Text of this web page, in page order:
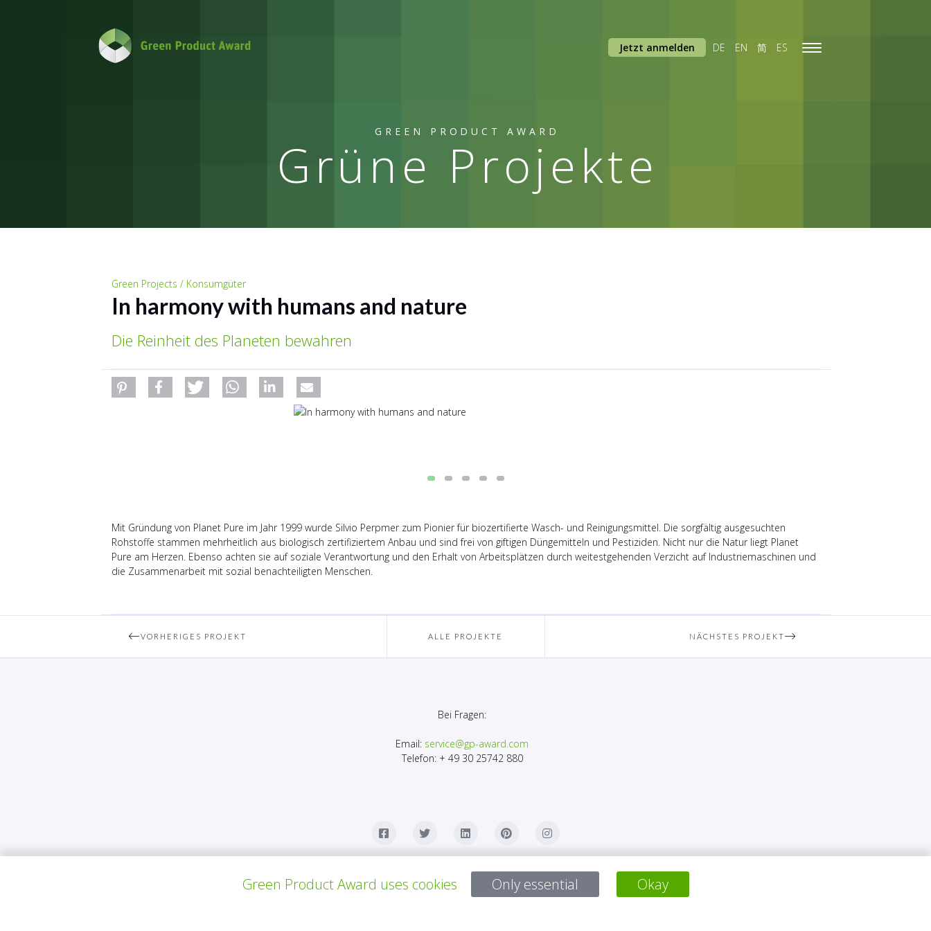
GREEN PRODUCT AWARD
Grüne Projekte
Toggle
Jetzt anmelden DE EN 简 ES
Green Projects / Konsumgüter
In harmony with humans and nature
Die Reinheit des Planeten bewahren
Mit Gründung von Planet Pure im Jahr 1999 wurde Silvio Perpmer zum Pionier für biozertifierte Wasch- und Reinigungsmittel. Die sorgfältig ausgesuchten
Rohstoffe stammen mehrheitlich aus biologisch zertifiziertem Anbau und sind frei von giftigen Düngemitteln und Pestiziden. Nicht nur die Natur liegt Planet
Pure am Herzen. Ebenso achten sie auf soziale Verantwortung und den Erhalt von Arbeitsplätzen durch weitestgehenden Verzicht auf Industriemaschinen und
die Zusammenarbeit mit sozial benachteiligten Menschen.
VORHERIGES PROJEKT ALLE PROJEKTE NÄCHSTES PROJEKT
Bei Fragen:
Email: service@gp-award.com
Telefon: + 49 30 25742 880
Green Product Award uses cookies Only essential Okay